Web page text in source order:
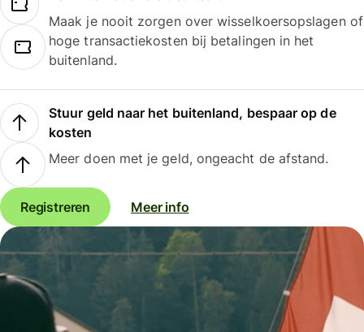
Maak je nooit zorgen over wisselkoersopslagen of
hoge transactiekosten bij betalingen in het
buitenland.
Stuur geld naar het buitenland, bespaar op de
kosten
Meer doen met je geld, ongeacht de afstand.
Registreren Meer info